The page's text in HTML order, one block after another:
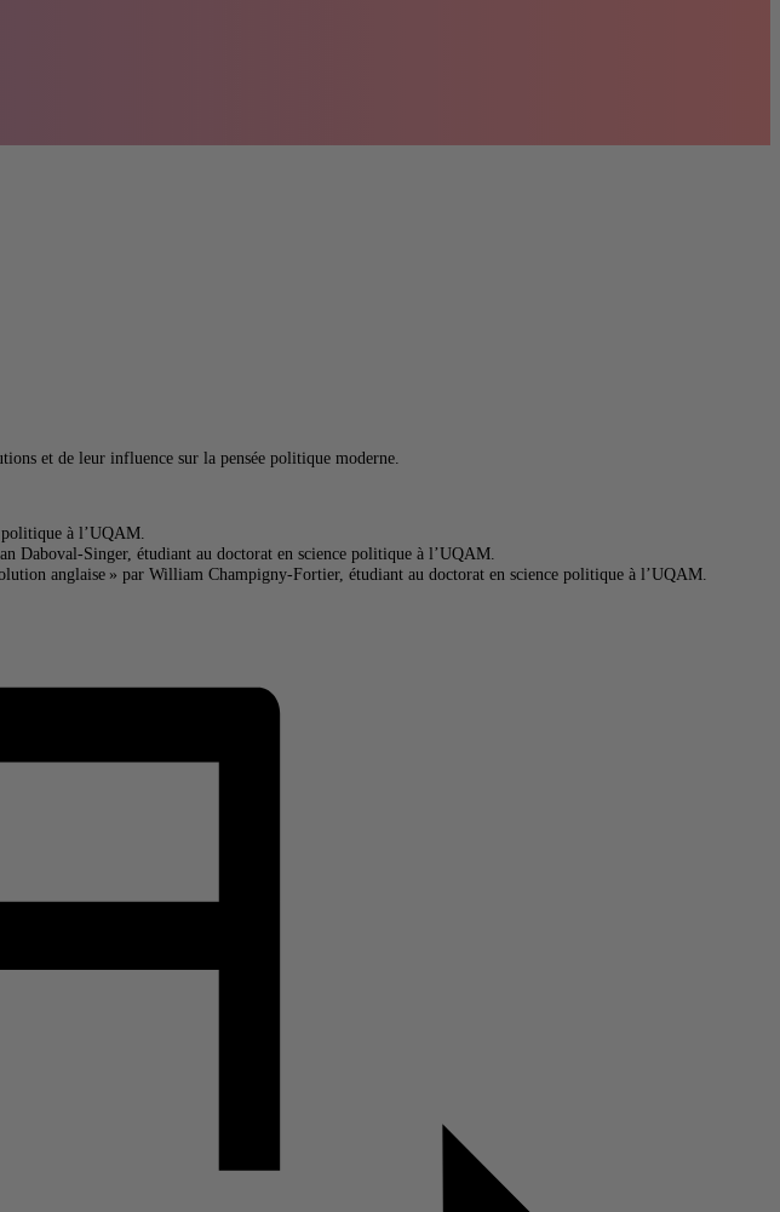
et de leur influence sur la pensée politique moderne.
à l’UQAM.
Daboval-Singer, étudiant au doctorat en science politique à l’UQAM.
anglaise » par William Champigny-Fortier, étudiant au doctorat en science politique à l’UQAM.